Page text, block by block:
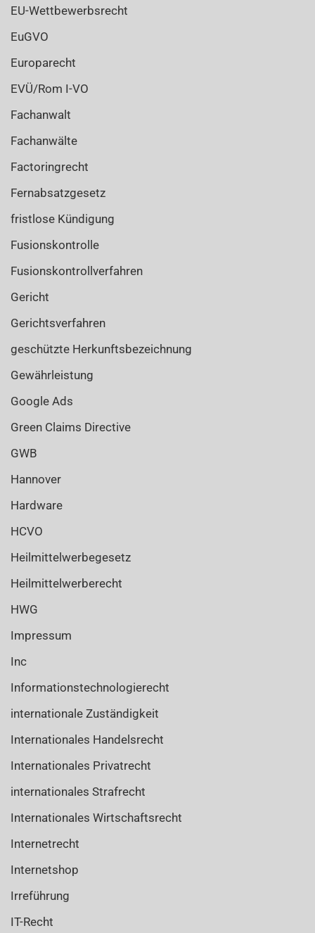
EU-Wettbewerbsrecht
EuGVO
Europarecht
EVÜ/Rom I-VO
Fachanwalt
Fachanwälte
Factoringrecht
Fernabsatzgesetz
fristlose Kündigung
Fusionskontrolle
Fusionskontrollverfahren
Gericht
Gerichtsverfahren
geschützte Herkunftsbezeichnung
Gewährleistung
Google Ads
Green Claims Directive
GWB
Hannover
Hardware
HCVO
Heilmittelwerbegesetz
Heilmittelwerberecht
HWG
Impressum
Inc
Informationstechnologierecht
internationale Zuständigkeit
Internationales Handelsrecht
Internationales Privatrecht
internationales Strafrecht
Internationales Wirtschaftsrecht
Internetrecht
Internetshop
Irreführung
IT-Recht